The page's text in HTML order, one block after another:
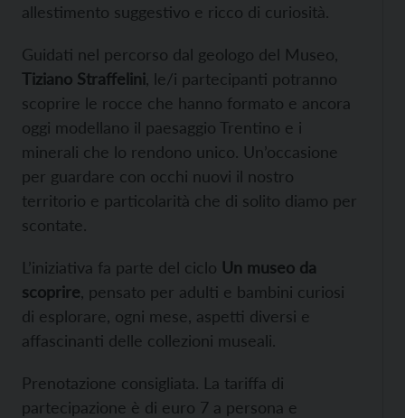
allestimento suggestivo e ricco di curiosità.
Guidati nel percorso dal geologo del Museo,
Tiziano Straffelini , le/i partecipanti potranno
scoprire le rocce che hanno formato e ancora
oggi modellano il paesaggio Trentino e i
minerali che lo rendono unico. Un’occasione
per guardare con occhi nuovi il nostro
territorio e particolarità che di solito diamo per
scontate.
L’iniziativa fa parte del ciclo Un museo da
scoprire , pensato per adulti e bambini curiosi
di esplorare, ogni mese, aspetti diversi e
affascinanti delle collezioni museali.
Prenotazione consigliata. La tariffa di
partecipazione è di euro 7 a persona e